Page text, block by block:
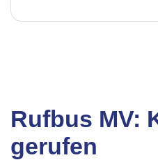
Rufbus MV:
gerufen